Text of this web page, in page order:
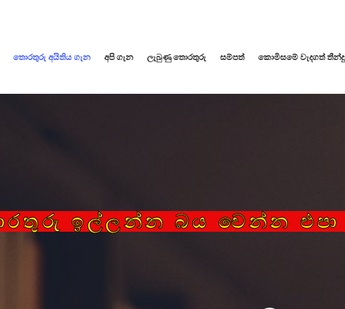
තොරතුරු අයිතිය ගැන අපි ගැන ලැබුණු තොරතුරු සම්පත් කොමිසමේ වැදගත් තීන්දු
ඉල්ලන්න බය වෙන්න එපා